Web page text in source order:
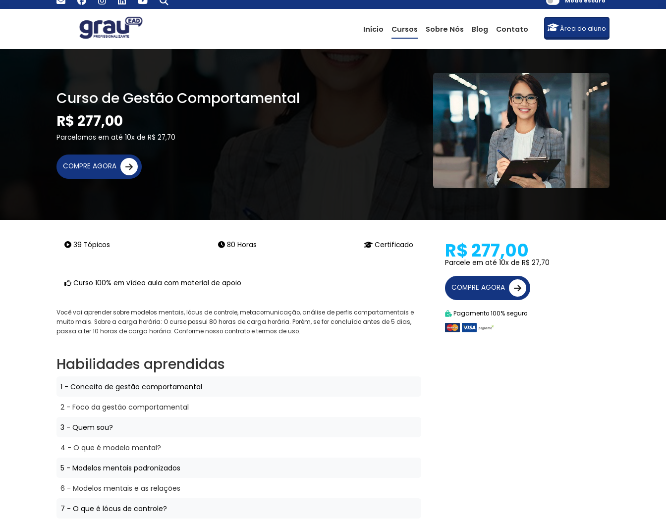
Início Cursos Sobre Nós Blog Contato Área do aluno
Curso de Gestão Comportamental
R$ 277,00
Parcelamos em até 10x de R$ 27,70
COMPRE AGORA
39 Tópicos 80 Horas Certificado
Curso 100% em vídeo aula com material de apoio
Você vai aprender sobre modelos mentais, lócus de controle, metacomunicação, análise de perfis comportamentais e
muito mais. Sobre a carga horária: O curso possui 80 horas de carga horária. Porém, se for concluído antes de 5 dias,
passa a ter 10 horas de carga horária. Conforme nosso contrato e termos de uso.
Habilidades aprendidas
1 - Conceito de gestão comportamental
2 - Foco da gestão comportamental
3 - Quem sou?
4 - O que é modelo mental?
5 - Modelos mentais padronizados
6 - Modelos mentais e as relações
7 - O que é lócus de controle?
R$ 277,00
Parcele em até 10x de R$ 27,70
COMPRE AGORA
Pagamento 100% seguro